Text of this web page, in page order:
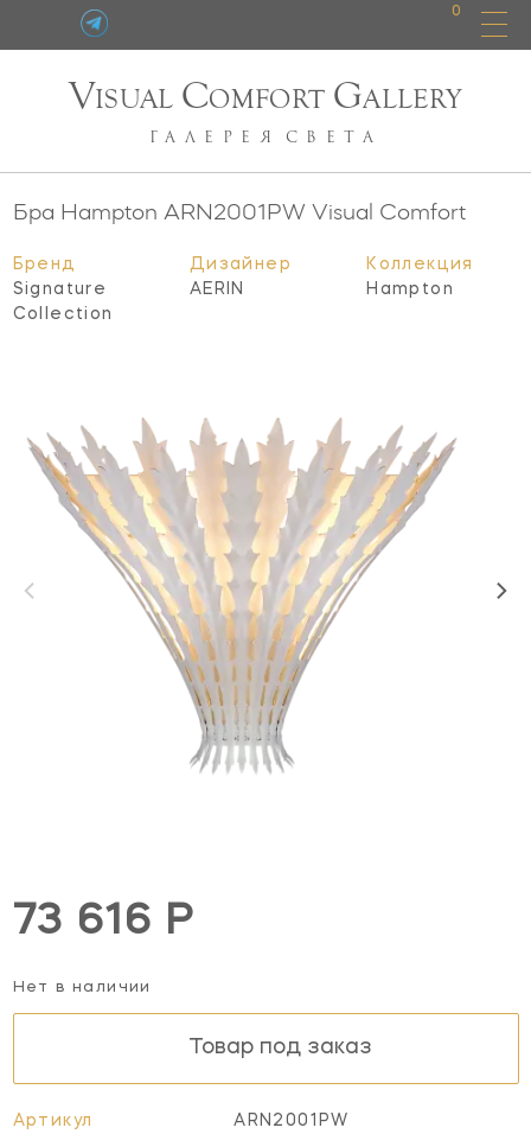
0
VISUAL COMFORT GALLERY
ГАЛЕРЕЯ СВЕТА
Бра Hampton ARN2001PW Visual Comfort
Бренд
Signature
Collection
Дизайнер
AERIN
Коллекция
Hampton
73 616 Р
Нет в наличии
Товар под заказ
Артикул ARN2001PW